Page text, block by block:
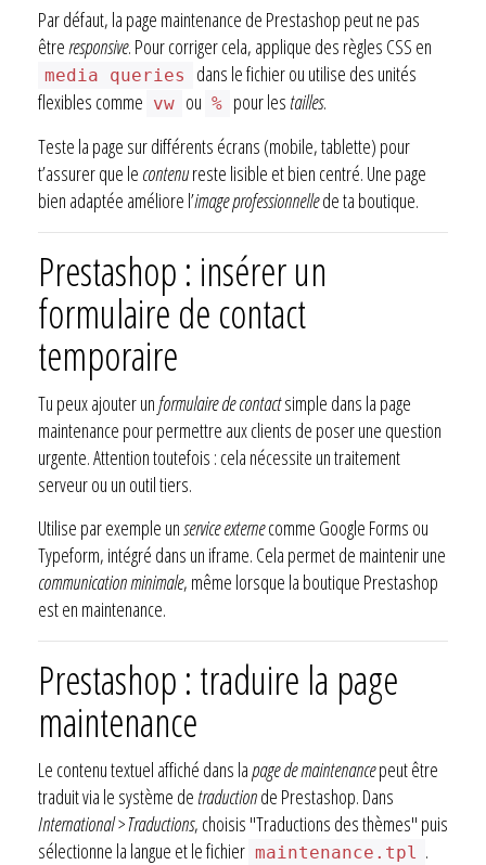
Par défaut, la page maintenance de Prestashop peut ne pas
être responsive. Pour corriger cela, applique des règles CSS en
media queries
dans le fichier ou utilise des unités
flexibles comme vw ou % pour lestailles.
Teste la page sur différents écrans (mobile, tablette) pour
t’assurer que le contenureste lisible et bien centré. Une page
bien adaptée améliore l’image professionnellede ta boutique.
Prestashop : insérer un
formulaire de contact
temporaire
Tu peux ajouter unformulaire de contactsimple dans la page
maintenance pour permettre aux clients de poser une question
urgente. Attention toutefois : cela nécessite un traitement
serveur ou un outil tiers.
Utilise par exemple unservice externecomme Google Forms ou
Typeform, intégré dans un iframe. Cela permet de maintenir une
communication minimale, même lorsque la boutique Prestashop
est en maintenance.
Prestashop : traduire la page
maintenance
Le contenu textuel affiché dans lapage de maintenancepeut être
traduit via le système detraductionde Prestashop. Dans
International > Traductions, choisis "Traductions des thèmes" puis
sélectionne la langue et le fichier maintenance.tpl
.